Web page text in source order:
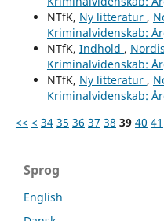
NTfK, Ny litteratur ,
Kriminalvidenskab:
NTfK, Indhold ,
Kriminalvidenskab:
NTfK, Ny litteratur ,
Kriminalvidenskab:
<< < 34 35 36 37 38 39 40 41
Sprog
English